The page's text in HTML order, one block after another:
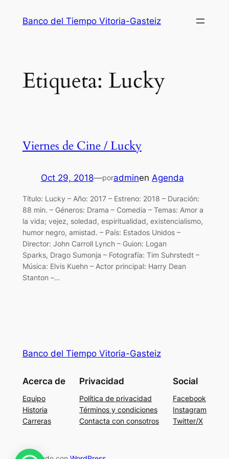
Banco del Tiempo Vitoria-Gasteiz
Etiqueta: Lucky
Viernes de Cine / Lucky
Oct 29, 2018—poradminen Agenda
Título: Lucky – Año: 2017 – Estreno: 2018 – Duración:
88 min. – Géneros: Drama – Comedia – Temas: Amor a
la vida; vejez, soledad, espiritualidad, existencialismo,
humor negro, amistad. – País: Estados Unidos –
Director: John Carroll Lynch – Guion: Logan
Sparks, Drago Sumonja – Fotografía: Tim Suhrstedt –
Música: Elvis Kuehn – Actor principal: Harry Dean
Stanton –…
Banco del Tiempo Vitoria-Gasteiz
Acerca de
Equipo
Historia
Carreras
Privacidad
Política de privacidad
Términos y condiciones
Contacta con consotros
Social
Facebook
Instagram
Twitter/X